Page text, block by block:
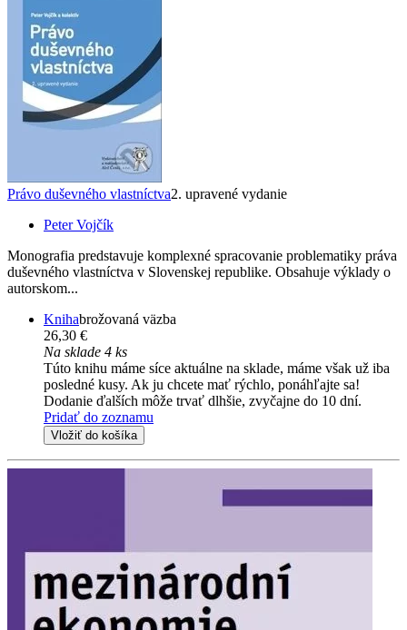
Právo duševného vlastníctva2. upravené vydanie
Peter Vojčík
Monografia predstavuje komplexné spracovanie problematiky práva
duševného vlastníctva v Slovenskej republike. Obsahuje výklady o
autorskom...
Knihabrožovaná väzba
26,30 €
Na sklade 4 ks
Túto knihu máme síce aktuálne na sklade, máme však už iba
posledné kusy. Ak ju chcete mať rýchlo, ponáhľajte sa!
Dodanie ďalších môže trvať dlhšie, zvyčajne do 10 dní.
Pridať do zoznamu
Vložiť do košíka